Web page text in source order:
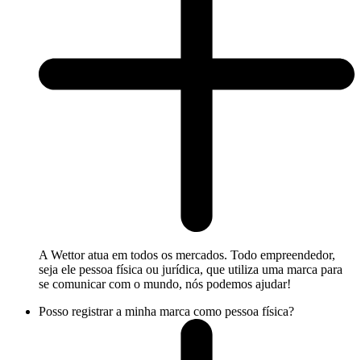
A Wettor atua em todos os mercados. Todo empreendedor,
seja ele pessoa física ou jurídica, que utiliza uma marca para
se comunicar com o mundo, nós podemos ajudar!
Posso registrar a minha marca como pessoa física?